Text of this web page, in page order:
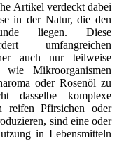
Artikel verdeckt dabei
in der Natur, die den
liegen. Diese
umfangreichen
auch nur teilweise
wie Mikroorganismen
oder Rosenöl zu
dasselbe komplexe
reifen Pfirsichen oder
sind eine oder
in Lebensmitteln